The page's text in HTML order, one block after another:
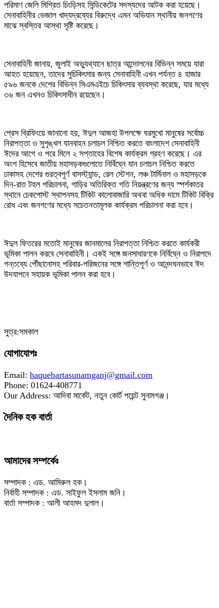
পরিমাণ জেলি মিশ্রিত চিংড়িসহ সিন্ডিকেটের সদস্যদের আটক করা হয়েছে।
সেনাবাহিনীর ভেজাল খাদ্যদ্রব্যের বিরুদ্ধে এমন অভিযান স্থানীয় জনগণের
মাঝে স্বস্তির আস্থা সৃষ্টি করেছে।
‎সেনাবাহিনী জানায়, জুলাই অভ্যুথ্যানে ছাত্র আন্দোলনের বিভিন্ন সময়ে যারা
আহত হয়েছেন, তাদের সুচিকিৎসার জন্য সেনাবাহিনী এখন পর্যন্ত ৪ হাজার
৫৯৬ জনকে দেশের বিভিন্ন সিএমএইচে চিকিৎসার ব্যবস্থা করেছে, যার মধ্যে
৩৬ জন এখনও চিকিৎসাধীন রয়েছেন।
‎প্রেস ব্রিফিংয়ে জানানো হয়, ঈদুল আজহা উপলক্ষে ঘরমুখো মানুষের সর্বোচ্চ
নিরাপত্তা ও সুশৃঙ্খল যানবাহন চলাচল নিশ্চিত করতে বাংলাদেশ সেনাবাহিনী
ঈদের আগে ও পরে মিলে ২ সপ্তাহের বিশেষ কার্যক্রম গ্রহণ করেছে। এর
অংশ হিসেবে জাতীয় মহাসড়কগুলোতে নির্বিঘ্নে যান চলাচল নিশ্চিত করতে
ঢাকাসহ দেশের গুরত্বপূর্ণ বাসস্ট্যান্ড, রেল স্টেশন, লঞ্চ টার্মিনাল ও মহাসড়কে
দিন-রাত টহল পরিচালনা, গাড়ির অতিরিক্ত গতি নিয়ন্ত্রণের জন্য স্পর্শকাতর
স্থানে চেকপোস্ট স্থাপনসহ টিকিট কালোবাজারি অথবা অধিক দামে টিকিট বিক্রি
রোধ এবং জনগণের মধ্যে সচেতনতামূলক কার্যক্রম পরিচালনা করা হবে।
‎ঈদুল ফিতরের মতোই মানুষের জানমালের নিরাপত্তা নিশ্চিত করতে কার্যকরী
ভূমিকা পালন করবে সেনাবাহিনী। একই সঙ্গে জনসাধারণকে নির্বিঘ্নে ও নিরাপদে
গন্তব্যে পৌঁছানোসহ পরিবার-পরিজনের সঙ্গে শান্তিপূর্ণ ও আনন্দঘনভাবে ঈদ
উদযাপনে সহায়ক ভূমিকা পালন করা হবে।
সুত্র:সমকাল
যোগাযোগঃ
Email: haquebartasunamganj@gmail.com
Phone: 01624-408771
Our Address: আদিবা মার্কেট, নতুন কোর্ট পয়েন্ট সুনামগঞ্জ।
দৈনিক হক বার্তা
আমাদের সম্পর্কেঃ
সম্পাদক : এড. আমিরুল হক।
নির্বাহী সম্পাদক : এড. সাইফুল ইসলাম জনি।
বার্তা সম্পাদক : আলী আহমদ দুলাল।